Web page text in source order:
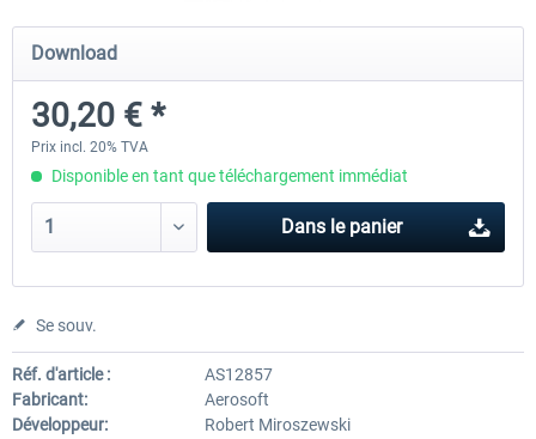
Aerowinx - NG FMC and More
138,15 € *
Global ATC Simulator
Download
30,20 € *
Prix incl. 20% TVA
Disponible en tant que téléchargement immédiat
Dans le panier
Se souv.
Réf. d'article :
AS12857
Fabricant:
Aerosoft
Développeur:
Robert Miroszewski